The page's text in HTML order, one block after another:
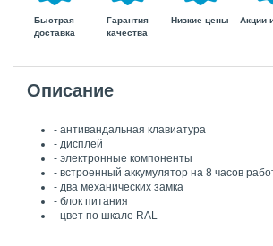
Быстрая
доставка
Гарантия
качества
Низкие цены Акции
Описание
- антивандальная клавиатура
- дисплей
- электронные компоненты
- встроенный аккумулятор на 8 часов
- два механических замка
- блок питания
- цвет по шкале RAL